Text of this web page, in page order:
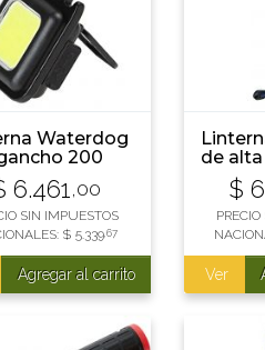
Waterdog
200
WOLBQ1
6.461,00
SIN IMPUESTOS
$ 5.339,67
Agregar al carrito
de
1000
$
Ver